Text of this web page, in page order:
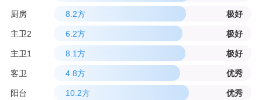
厨房 8.2方 极好
主卫2 6.2方 极好
主卫1 8.1方 极好
客卫 4.8方 优秀
阳台 10.2方 优秀